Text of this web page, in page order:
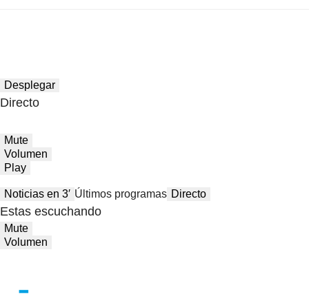
Desplegar
Directo
Mute
Volumen
Play
Noticias en 3′ Últimos programas Directo
Estas escuchando
Mute
Volumen